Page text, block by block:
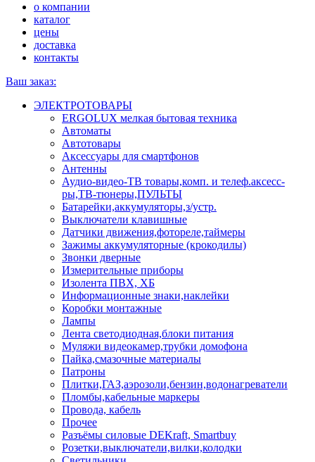
о компании
каталог
цены
доставка
контакты
Ваш заказ:
ЭЛЕКТРОТОВАРЫ
ERGOLUX мелкая бытовая техника
Автоматы
Автотовары
Аксессуары для смартфонов
Антенны
Аудио-видео-ТВ товары,комп. и телеф.аксесс-
ры,ТВ-тюнеры,ПУЛЬТЫ
Батарейки,аккумуляторы,з/устр.
Выключатели клавишные
Датчики движения,фотореле,таймеры
Зажимы аккумуляторные (крокодилы)
Звонки дверные
Измерительные приборы
Изолента ПВХ, ХБ
Информационные знаки,наклейки
Коробки монтажные
Лампы
Лента светодиодная,блоки питания
Муляжи видеокамер,трубки домофона
Пайка,смазочные материалы
Патроны
Плитки,ГАЗ,аэрозоли,бензин,водонагреватели
Пломбы,кабельные маркеры
Провода, кабель
Прочее
Разъёмы силовые DEKraft, Smartbuy
Розетки,выключатели,вилки,колодки